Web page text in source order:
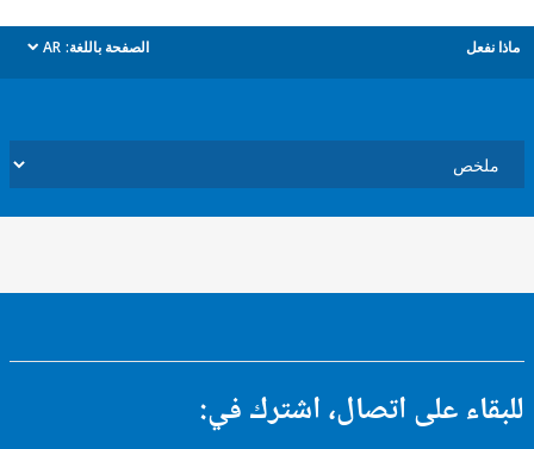
الصفحة باللغة: AR
dropdown
على اتصال، اشترك في: